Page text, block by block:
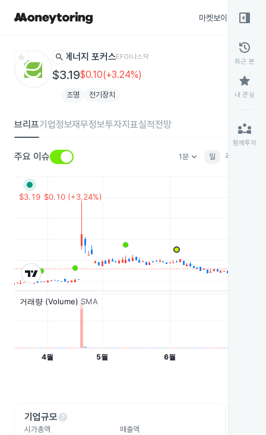
마켓보이스
star search 에너지 포커스EFOI나스닥
$3.19$0.10(+3.24%)
조명 전기장치
브리프기업정보재무정보투자지표실적전망
주요 이슈 1분keyboard_arrow_down 일 주
기업규모help
시가총액
매출액
right_panel_open
history
최근 본
star
내 관심
partner_exchange
함께투자